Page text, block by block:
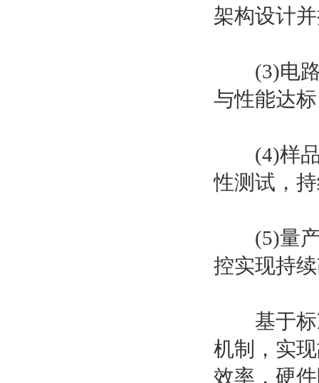
架构设计
(3)电路
与性能达
(4)样品
性测试，
(5)量产
控实现持
基于标准
机制，实
效率，硬